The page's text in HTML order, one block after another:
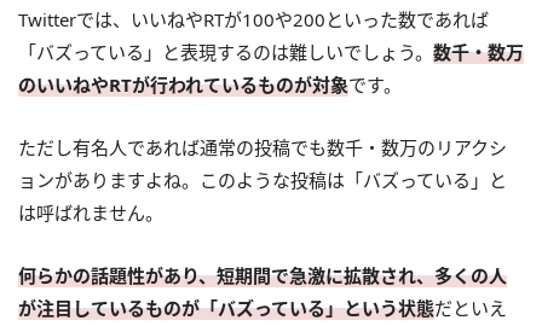
Twitterでは、いいねやRTが100や200といった数であれば
「バズっている」と表現するのは難しいでしょう。 数千・数万
のいいねやRTが行われているものが対象です。
ただし有名人であれば通常の投稿でも数千・数万のリアクシ
ョンがありますよね。このような投稿は「バズっている」と
は呼ばれません。
何らかの話題性があり、短期間で急激に拡散され、多くの人
が注目しているものが「バズっている」という状態だといえ